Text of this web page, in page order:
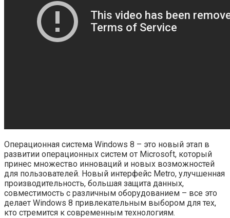
Операционная система Windows 8 – это новый этап в
развитии операционных систем от Microsoft, который
принес множество инноваций и новых возможностей
для пользователей. Новый интерфейс Metro, улучшенная
производительность, большая защита данных,
совместимость с различным оборудованием – все это
делает Windows 8 привлекательным выбором для тех,
кто стремится к современным технологиям.